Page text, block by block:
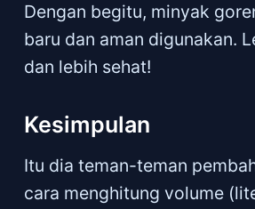
Dengan begitu, minyak
baru dan aman digunakan.
dan lebih sehat!
Kesimpulan
Itu dia teman-teman
cara menghitung volume